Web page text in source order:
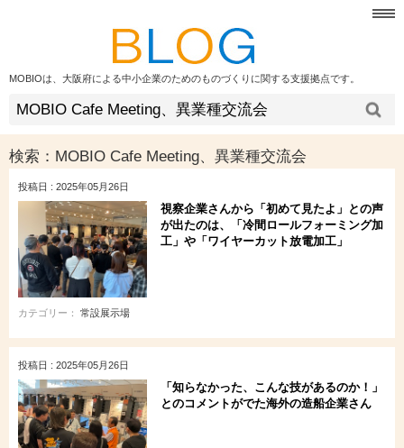
MOBIOは、大阪府による中小企業のためのものづくりに関する支援拠点です。
検索： MOBIO Cafe Meeting、異業種交流会
投稿日 : 2025年05月26日
視察企業さんから「初めて見たよ」との声
が出たのは、「冷間ロールフォーミング加
工」や「ワイヤーカット放電加工」
カテゴリー： 常設展示場
投稿日 : 2025年05月26日
「知らなかった、こんな技があるのか！」
とのコメントがでた海外の造船企業さん